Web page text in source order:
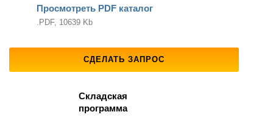
Просмотреть PDF каталог
.PDF, 10639 Kb
СДЕЛАТЬ ЗАПРОС
Складская
программа